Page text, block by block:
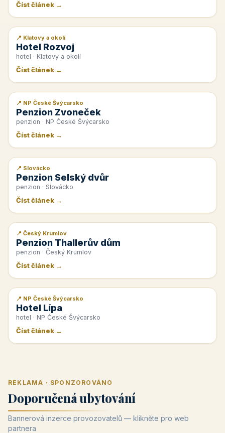
Číst článek →
📰 PR článek
📍 Klatovy a okolí
Hotel Rozvoj
hotel · Klatovy a okolí
Číst článek →
📰 PR článek
📍 NP České Švýcarsko
Penzion Zvoneček
penzion · NP České Švýcarsko
Číst článek →
📰 PR článek
📍 Slovácko
Penzion Selský dvůr
penzion · Slovácko
Číst článek →
📰 PR článek
📍 Český Krumlov
Penzion Thallerův dům
penzion · Český Krumlov
Číst článek →
📰 PR článek
📍 NP České Švýcarsko
Hotel Lípa
hotel · NP České Švýcarsko
Číst článek →
REKLAMA · SPONZOROVÁNO
Doporučená ubytování
Bannerová inzerce provozovatelů — klikněte pro web
partnera